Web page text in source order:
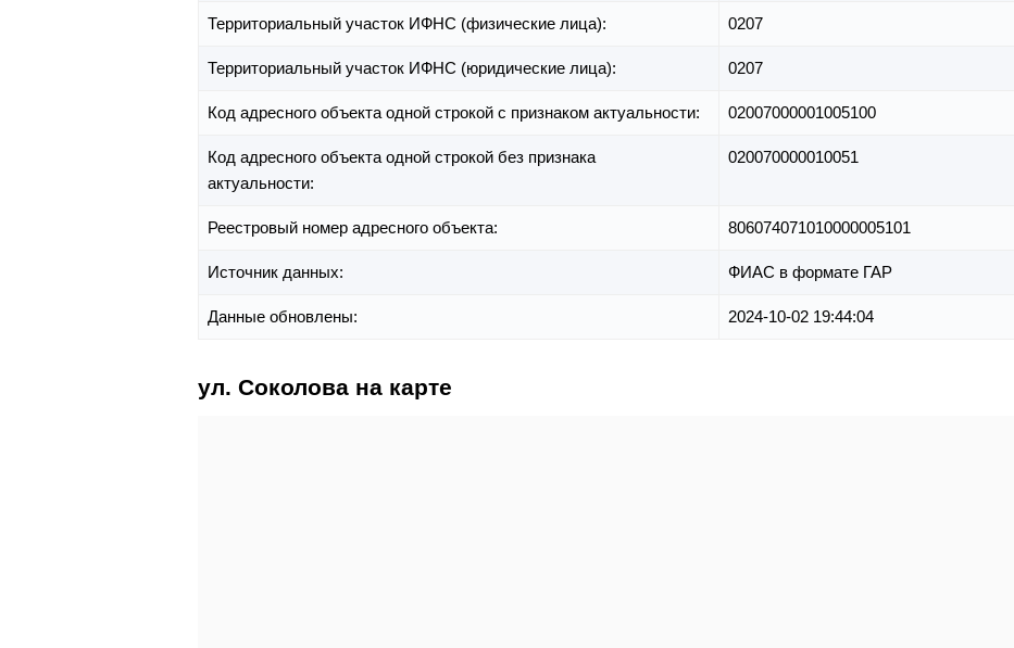
Территориальный участок ИФНС (физические лица): 0207
Территориальный участок ИФНС (юридические лица): 0207
Код адресного объекта одной строкой с признаком актуальности: 02007000001005100
Код адресного объекта одной строкой без признака
актуальности:
020070000010051
Реестровый номер адресного объекта: 806074071010000005101
Источник данных: ФИАС в формате ГАР
Данные обновлены: 2024-10-02 19:44:04
ул. Соколова на карте